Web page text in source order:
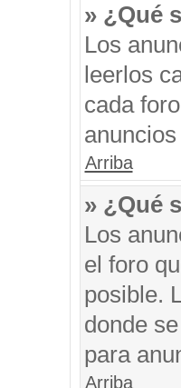
» ¿Qué
Los
leerlos
cada
Arriba
» ¿Qué
Los
el foro
posible.
donde
para
Arriba